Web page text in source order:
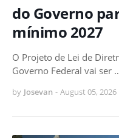
do Governo
mínimo 2027
O Projeto de Lei de
Governo Federal vai ser
by Josevan - August 05, 2026